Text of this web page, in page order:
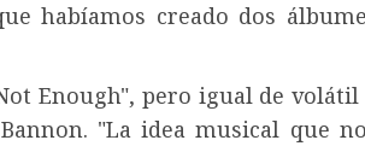
habíamos creado dos
Enough", pero igual de volátil
"La idea musical que